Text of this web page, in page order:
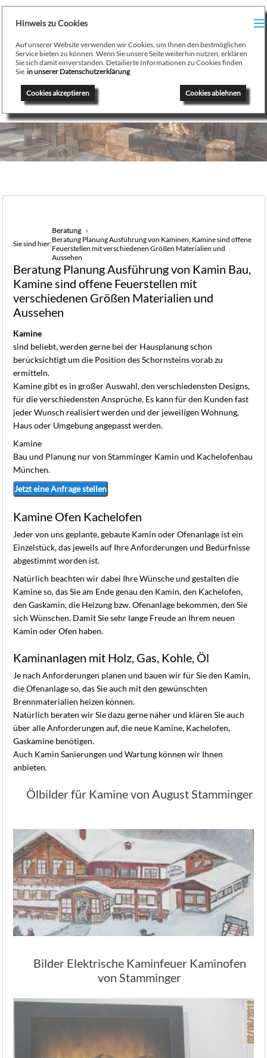
/
Hinweis zu Cookies
Auf unserer Website verwenden wir Cookies, um Ihnen den bestmöglichen
Service bieten zu können. Wenn Sie unsere Seite weiterhin nutzen, erklären
Sie sich damit einverstanden. Detailierte Informationen zu Cookies finden
Sie in unserer Datenschutzerklärung
Cookies ablehnen
Cookies akzeptieren
August Stamminger
Beratung - Planung - Ausführung - Wartung - Reparatur
Ofenbau Kaminbau Gaskamine Kachelofen Heizkamine
Sie sind hier:
Beratung
Beratung Planung Ausführung von Kaminen, Kamine sind offene
Feuerstellen mit verschiedenen Größen Materialien und
Aussehen
Beratung Planung Ausführung von Kamin Bau,
Kamine sind offene Feuerstellen mit
verschiedenen Größen Materialien und
Aussehen
Kamine
sind beliebt, werden gerne bei der Hausplanung schon
berücksichtigt um die Position des Schornsteins vorab zu
ermitteln.
Kamine gibt es in großer Auswahl, den verschiedensten Designs,
für die verschiedensten Ansprüche. Es kann für den Kunden fast
jeder Wunsch realisiert werden und der jeweiligen Wohnung,
Haus oder Umgebung angepasst werden.
Kamine
Bau und Planung nur von Stamminger Kamin und Kachelofenbau
München.
Jetzt eine Anfrage stellen
Kamine Ofen Kachelofen
Jeder von uns geplante, gebaute Kamin oder Ofenanlage ist ein
Einzelstück, das jeweils auf Ihre Anforderungen und Bedürfnisse
abgestimmt worden ist.
Natürlich beachten wir dabei Ihre Wünsche und gestalten die
Kamine so, das Sie am Ende genau den Kamin, den Kachelofen,
den Gaskamin, die Heizung bzw. Ofenanlage bekommen, den Sie
sich Wünschen. Damit Sie sehr lange Freude an Ihrem neuen
Kamin oder Ofen haben.
Kaminanlagen mit Holz, Gas, Kohle, Öl
Je nach Anforderungen planen und bauen wir für Sie den Kamin,
die Ofenanlage so, das Sie auch mit den gewünschten
Brennmaterialien heizen können.
Natürlich beraten wir Sie dazu gerne näher und klären Sie auch
über alle Anforderungen auf, die neue Kamine, Kachelofen,
Gaskamine benötigen.
Auch Kamin Sanierungen und Wartung können wir Ihnen
anbieten.
Ölbilder für Kamine von August Stamminger
Bilder Elektrische Kaminfeuer Kaminofen
von Stamminger